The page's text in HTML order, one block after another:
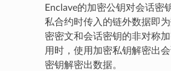
Enclave的加密公钥对会话密
私合约时传入的链外数据即
密密文和会话密钥的非对称
用时，使用加密私钥解密出
密钥解密出数据。